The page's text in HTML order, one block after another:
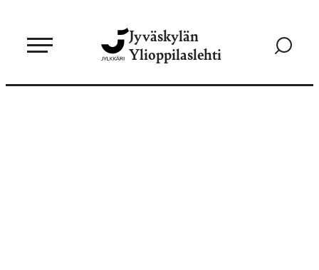
sisältöön
Jyväskylän
Ylioppilaslehti
Siirry